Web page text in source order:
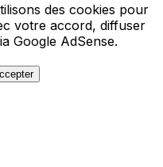
des cookies pour
votre accord, diffuser
Google AdSense.